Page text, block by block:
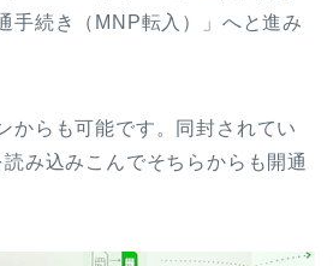
手続き（MNP転入）」へと進み
からも可能です。同封されてい
み込みこんでそちらからも開通